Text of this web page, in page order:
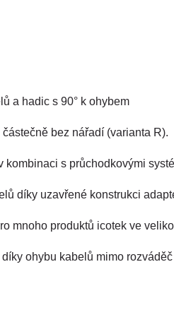
a hadic s 90° k ohybem
bez nářadí (varianta R).
kombinaci s průchodkovými
díky uzavřené konstrukci
mnoho produktů icotek ve
ohybu kabelů mimo rozváděč